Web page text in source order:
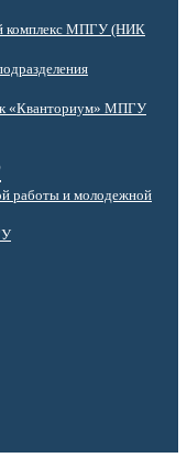
комплекс МПГУ (НИК
«Кванториум» МПГУ
работы и молодежной